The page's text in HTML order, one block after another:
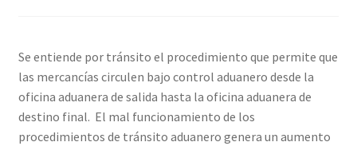
Se entiende por tránsito el procedimiento que permite que
las mercancías circulen bajo control aduanero desde la
oficina aduanera de salida hasta la oficina aduanera de
destino final. El mal funcionamiento de los
procedimientos de tránsito aduanero genera un aumento